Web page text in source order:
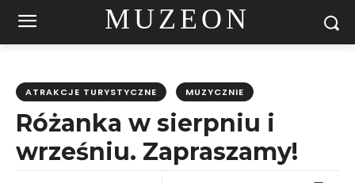
MUZEON
ATRAKCJE TURYSTYCZNE MUZYCZNIE
Różanka w sierpniu i
wrześniu. Zapraszamy!